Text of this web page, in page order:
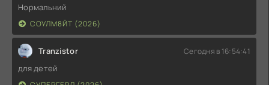
Нормальний
СОУЛМ8ЙТ (2026)
Tranzistor Сегодня в 16:54:41
для детей